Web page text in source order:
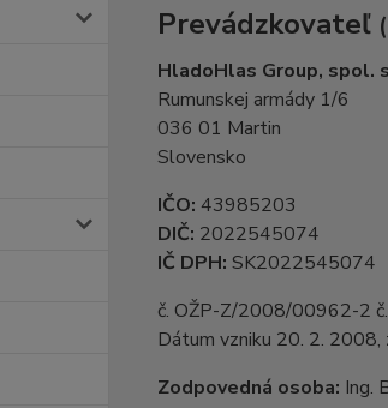
Prevádzkovateľ
HladoHlas Group, spol.
Rumunskej armády 1/6
036 01 Martin
Slovensko
IČO: 43985203
DIČ: 2022545074
IČ DPH: SK2022545074
č. OŽP-Z/2008/00962-2
Dátum vzniku 20. 2. 2008,
Zodpovedná osoba: Ing.